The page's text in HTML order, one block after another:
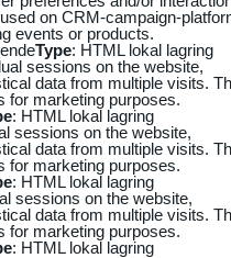
on CRM-campaign-
events or products.
Type: HTML lokal lagring
sessions on the website,
data from multiple visits.
for marketing purposes.
: HTML lokal lagring
sessions on the website,
data from multiple visits.
for marketing purposes.
: HTML lokal lagring
sessions on the website,
data from multiple visits.
for marketing purposes.
: HTML lokal lagring